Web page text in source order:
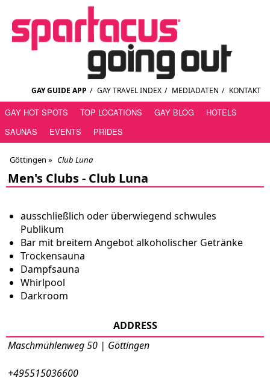
GAY GUIDE APP / GAY TRAVEL INDEX / MEDIADATEN / KONTAKT
GAY HOT SPOTS TOP LOCATIONS GAY BLOG
HOTELS
SAUNAS
EVENTS PRIDES
Göttingen » Club Luna
Men's Clubs - Club Luna
ausschließlich oder überwiegend schwules
Publikum
Bar mit breitem Angebot alkoholischer Getränke
Trockensauna
Dampfsauna
Whirlpool
Darkroom
ADDRESS
Maschmühlenweg 50 | Göttingen
+495515036600